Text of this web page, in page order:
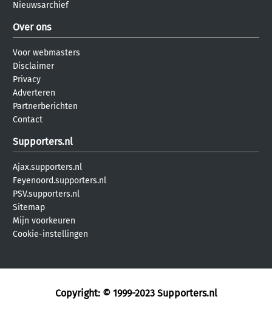
Nieuwsarchief
Over ons
Voor webmasters
Disclaimer
Privacy
Adverteren
Partnerberichten
Contact
Supporters.nl
Ajax.supporters.nl
Feyenoord.supporters.nl
PSV.supporters.nl
Sitemap
Mijn voorkeuren
Cookie-instellingen
Copyright: © 1999-2023 Supporters.nl